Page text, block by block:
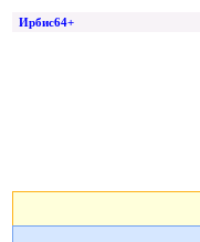
Ирбис64+